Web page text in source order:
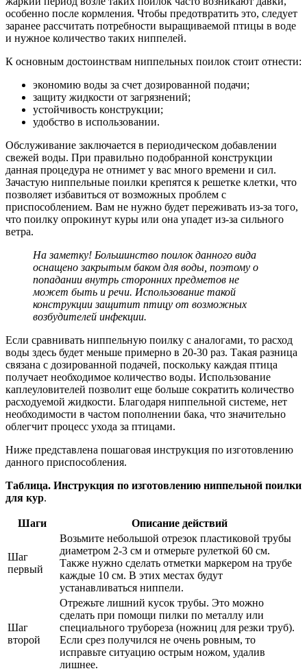
особенно после кормления. Чтобы предотвратить это, следует
заранее рассчитать потребности выращиваемой птицы в воде
и нужное количество таких ниппелей.
К основным достоинствам ниппельных поилок стоит отнести:
экономию воды за счет дозированной подачи;
защиту жидкости от загрязнений;
устойчивость конструкции;
удобство в использовании.
Обслуживание заключается в периодическом добавлении
свежей воды. При правильно подобранной конструкции
данная процедура не отнимет у вас много времени и сил.
Зачастую ниппельные поилки крепятся к решетке клетки, что
позволяет избавиться от возможных проблем с
приспособлением. Вам не нужно будет переживать из-за того,
что поилку опрокинут куры или она упадет из-за сильного
ветра.
На заметку! Большинство поилок данного вида
оснащено закрытым баком для воды, поэтому о
попадании внутрь сторонних предметов не
может быть и речи. Использование такой
конструкции защитит птицу от возможных
возбудителей инфекции.
Если сравнивать ниппельную поилку с аналогами, то расход
воды здесь будет меньше примерно в 20-30 раз. Такая разница
связана с дозированной подачей, поскольку каждая птица
получает необходимое количество воды. Использование
каплеуловителей позволит еще больше сократить количество
расходуемой жидкости. Благодаря ниппельной системе, нет
необходимости в частом пополнении бака, что значительно
облегчит процесс ухода за птицами.
Ниже представлена пошаговая инструкция по изготовлению
данного приспособления.
Таблица. Инструкция по изготовлению ниппельной поилки
для кур.
Шаги Описание действий
Шаг
первый
Возьмите небольшой отрезок пластиковой трубы
диаметром 2-3 см и отмерьте рулеткой 60 см.
Также нужно сделать отметки маркером на трубе
каждые 10 см. В этих местах будут
устанавливаться ниппели.
Шаг
второй
Отрежьте лишний кусок трубы. Это можно
сделать при помощи пилки по металлу или
специального трубореза (ножниц для резки труб).
Если срез получился не очень ровным, то
исправьте ситуацию острым ножом, удалив
лишнее.